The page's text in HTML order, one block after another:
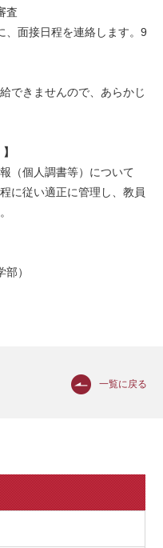
査
日程を連絡します。9
できませんので、あらかじ
（個人調書等）について
に従い適正に管理し、教員
）
一覧に戻る